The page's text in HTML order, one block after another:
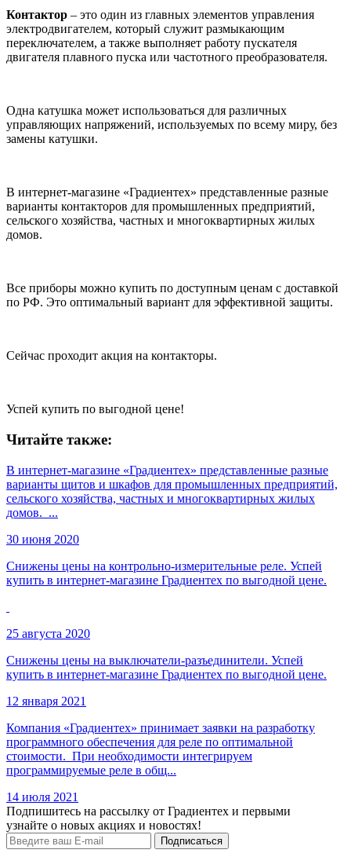
Контактор – это один из главных элементов управления
электродвигателем, который служит размыкающим
переключателем, а также выполняет работу пускателя
двигателя плавного пуска или частотного преобразователя.
Одна катушка может использоваться для различных
управляющих напряжений, используемых по всему миру, без
замены катушки.
В интернет-магазине «Градиентех» представленные разные
варианты контакторов для промышленных предприятий,
сельского хозяйства, частных и многоквартирных жилых
домов.
Все приборы можно купить по доступным ценам с доставкой
по РФ. Это оптимальный вариант для эффективной защиты.
Сейчас проходит акция на контакторы.
Успей купить по выгодной цене!
Читайте также:
В интернет-магазине «Градиентех» представленные разные
варианты щитов и шкафов для промышленных предприятий,
сельского хозяйства, частных и многоквартирных жилых
домов. ...
30 июня 2020
Снижены цены на контрольно-измерительные реле. Успей
купить в интернет-магазине Градиентех по выгодной цене.
25 августа 2020
Снижены цены на выключатели-разъединители. Успей
купить в интернет-магазине Градиентех по выгодной цене.
12 января 2021
Компания «Градиентех» принимает заявки на разработку
программного обеспечения для реле по оптимальной
стоимости. При необходимости интегрируем
программируемые реле в общ...
14 июля 2021
Подпишитесь на рассылку от Градиентех и первыми
узнайте о новых акциях и новостях!
Подписаться